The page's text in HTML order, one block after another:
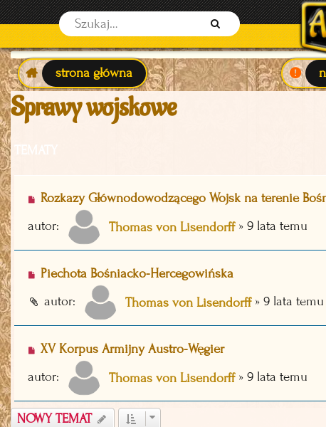
z
u
k
strona główna
Sprawy wojskowe
TEMATY
Rozkazy Głównodowodzącego Wojsk na terenie
autor:
Thomas von Lisendorff» 9 lata temu
Piechota Bośniacko-Hercegowińska
autor:
Thomas von Lisendorff» 9 lata temu
XV Korpus Armijny Austro-Węgier
autor:
Thomas von Lisendorff» 9 lata temu
NOWY TEMAT